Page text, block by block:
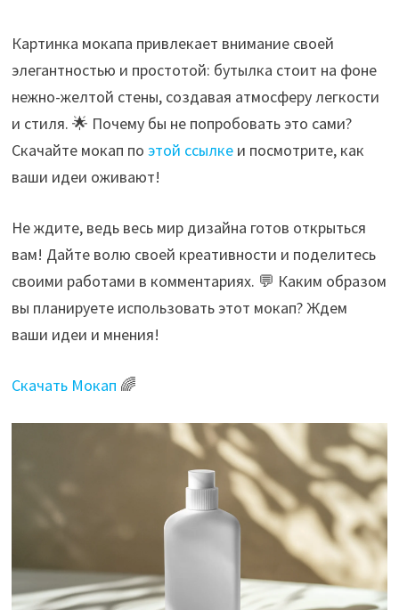
Картинка мокапа привлекает внимание своей
элегантностью и простотой: бутылка стоит на фоне
нежно-желтой стены, создавая атмосферу легкости
и стиля. 🌟 Почему бы не попробовать это сами?
Скачайте мокап поэтой ссылке и посмотрите, как
ваши идеи оживают!
Не ждите, ведь весь мир дизайна готов открыться
вам! Дайте волю своей креативности и поделитесь
своими работами в комментариях. 💬 Каким образом
вы планируете использовать этот мокап? Ждем
ваши идеи и мнения!
Скачать Мокап 🌈